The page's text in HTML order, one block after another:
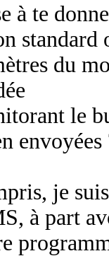
à te
standard
du
le
je
à part